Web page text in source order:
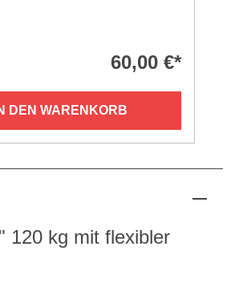
60,00 €*
DEN WARENKORB
120 kg mit flexibler